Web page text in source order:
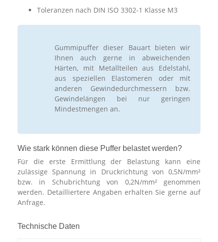
Toleranzen nach DIN ISO 3302-1 Klasse M3
Gummipuffer dieser Bauart bieten wir
Ihnen auch gerne in abweichenden
Härten, mit Metallteilen aus Edelstahl,
aus speziellen Elastomeren oder mit
anderen Gewindedurchmessern bzw.
Gewindelängen bei nur geringen
Mindestmengen an.
Wie stark können diese Puffer belastet werden?
Für die erste Ermittlung der Belastung kann eine
zulässige Spannung in Druckrichtung von 0,5N/mm²
bzw. in Schubrichtung von 0,2N/mm² genommen
werden. Detailliertere Angaben erhalten Sie gerne auf
Anfrage.
Technische Daten